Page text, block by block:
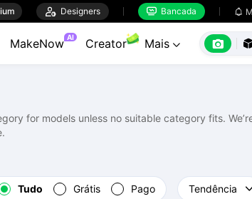
 Designers  Bancada 
MakeNow AI Creator Mais  
for models unless no suitable category fits.
Tudo Grátis Pago